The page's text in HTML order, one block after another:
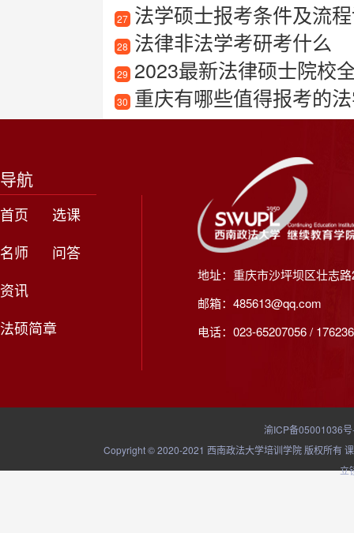
27 法学硕士报考条件及流
28 法律非法学考研考什么
29 2023最新法律硕士院校
30 重庆有哪些值得报考的
导航
首页
选课
名师
问答
资讯
法硕简章
地址：重庆市沙坪坝区壮志
邮箱：485613@qq.com
电话：023-65207056 /
渝ICP备05001036
Copyright © 2020-2021 西南政法大学培训学院 版权所有
立